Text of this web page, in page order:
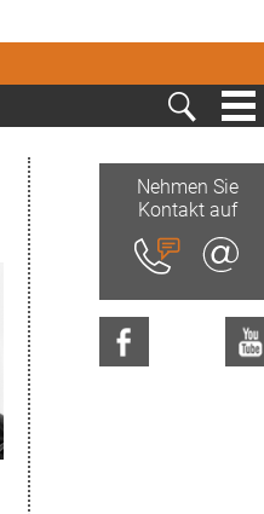
MENÜ
Nehmen Sie
Kontakt auf